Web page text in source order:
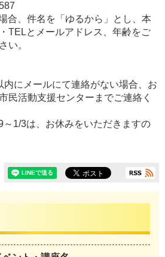
合、件名を「ゆるから」とし、本
TELとメールアドレス、年齢をご
い。
にメールにて連絡がない場合、お
民活動支援センターまでご連絡く
1/3は、お休みをいただきますの